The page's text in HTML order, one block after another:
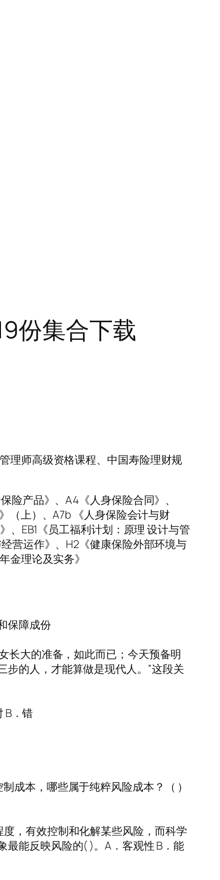
份集合下载
理师高级资格课程、中国寿险理财规
险产品》、A4《人身保险合同》、
（上）、A7b 《人身保险会计与财
、EB1《员工福利计划：原理 设计与管
营运作》、H2《健康保险外部环境与
金理论及实务》
保障成份
长大的准备，如此而已；今天预备明
的人，才能算做是现代人。”这段关
B．错
本，哪些属于纯粹风险成本？（ ）
，有效控制和化解某些风险，而科学
能反映风险的( )。A．客观性 B．能